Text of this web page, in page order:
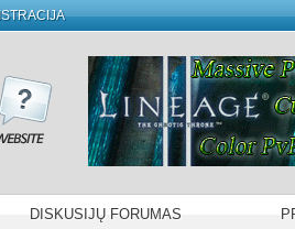
DISKUSIJŲ FORUMAS